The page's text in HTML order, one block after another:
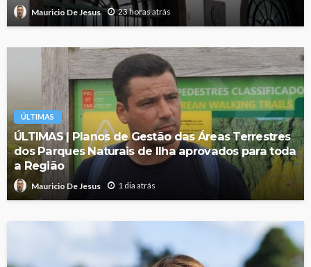
Mauricio De Jesus 23 horas atrás
ÚLTIMAS
ÚLTIMAS | Planos de Gestão das Áreas Terrestres
dos Parques Naturais de Ilha aprovados para toda
a Região
Mauricio De Jesus 1 dia atrás